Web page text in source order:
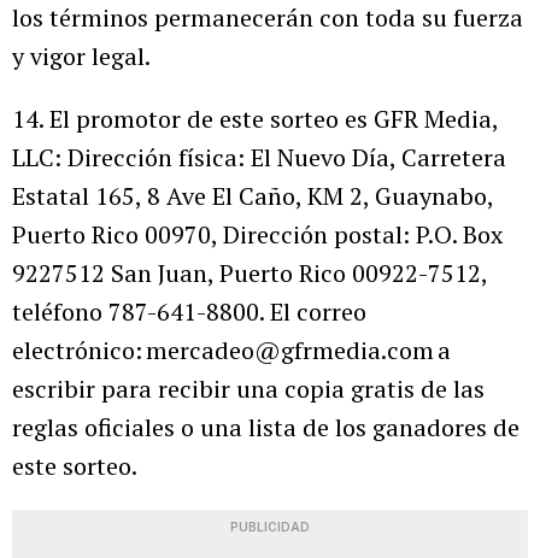
los términos permanecerán con toda su fuerza
y vigor legal.
14. El promotor de este sorteo es GFR Media,
LLC: Dirección física: El Nuevo Día, Carretera
Estatal 165, 8 Ave El Caño, KM 2, Guaynabo,
Puerto Rico 00970, Dirección postal: P.O. Box
9227512 San Juan, Puerto Rico 00922-7512,
teléfono 787-641-8800. El correo
electrónico: mercadeo@gfrmedia.com a
escribir para recibir una copia gratis de las
reglas oficiales o una lista de los ganadores de
este sorteo.
PUBLICIDAD